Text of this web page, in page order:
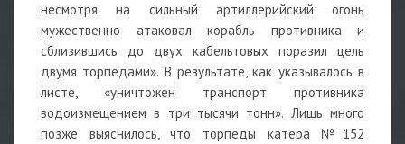
несмотря на сильный артиллерийский огонь
мужественно атаковал корабль противника и
сблизившись до двух кабельтовых поразил цель
двумя торпедами». В результате, как указывалось в
листе, «уничтожен транспорт противника
водоизмещением в три тысячи тонн». Лишь много
позже выяснилось, что торпеды катера №152